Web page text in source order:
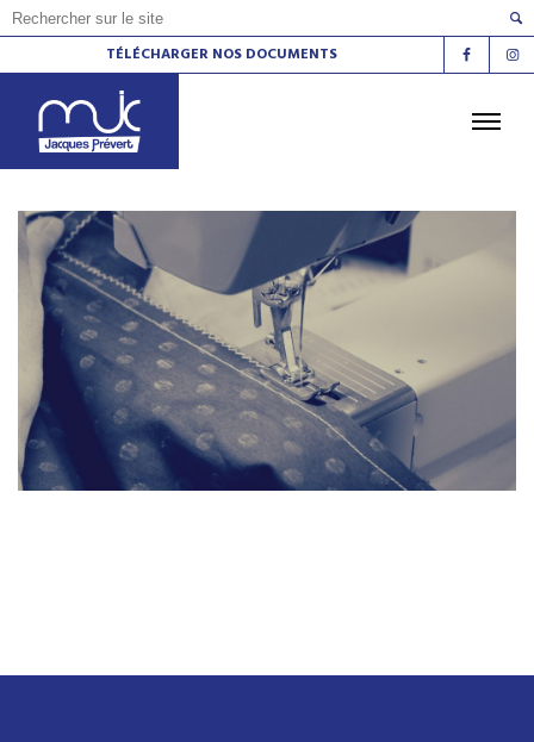
TÉLÉCHARGER NOS DOCUMENTS
ACCUEIL L'AGENDA LES ATELIERS
LES ESPACES DE VIE SOCIALE
LA RADIO LA MJC
CONTACT